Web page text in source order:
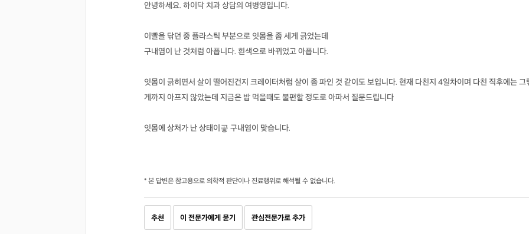
안녕하세요. 하이닥 치과 상담의 여병영입니다.
이빨을 닦던 중 플라스틱 부분으로 잇몸을 좀 세게 긁었는데
구내염이 난 것처럼 아픕니다. 흰색으로 바뀌었고 아픕니다.
잇몸이 긁히면서 살이 떨어진건지 크레이터처럼 살이 좀 파인 것 같이도 보입니다. 현재 다친지 4일차이며 다친 직후에는 그
게까지 아프지 않았는데 지금은 밥 먹을때도 불편할 정도로 아파서 질문드립니다
잇몸에 상처가 난 상태이곻 구내염이 맞습니다.
* 본 답변은 참고용으로 의학적 판단이나 진료행위로 해석될 수 없습니다.
추천 이 전문가에게 묻기 관심전문가로 추가